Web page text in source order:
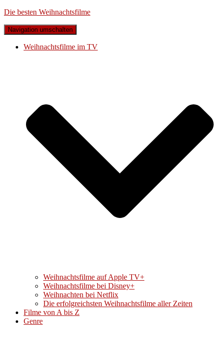
Die besten Weihnachtsfilme
Navigation umschalten
Weihnachtsfilme im TV
Weihnachtsfilme auf Apple TV+
Weihnachtsfilme bei Disney+
Weihnachten bei Netflix
Die erfolgreichsten Weihnachtsfilme aller Zeiten
Filme von A bis Z
Genre